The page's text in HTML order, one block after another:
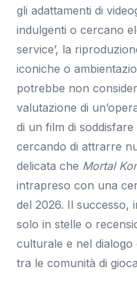
gli adattamenti di
indulgenti o cercano
service’, la
iconiche o
potrebbe non
valutazione di
di un film di
cercando di attrarre
delicata che Mortal
intrapreso con una
del 2026. Il successo,
solo in stelle o
culturale e nel
tra le comunità di